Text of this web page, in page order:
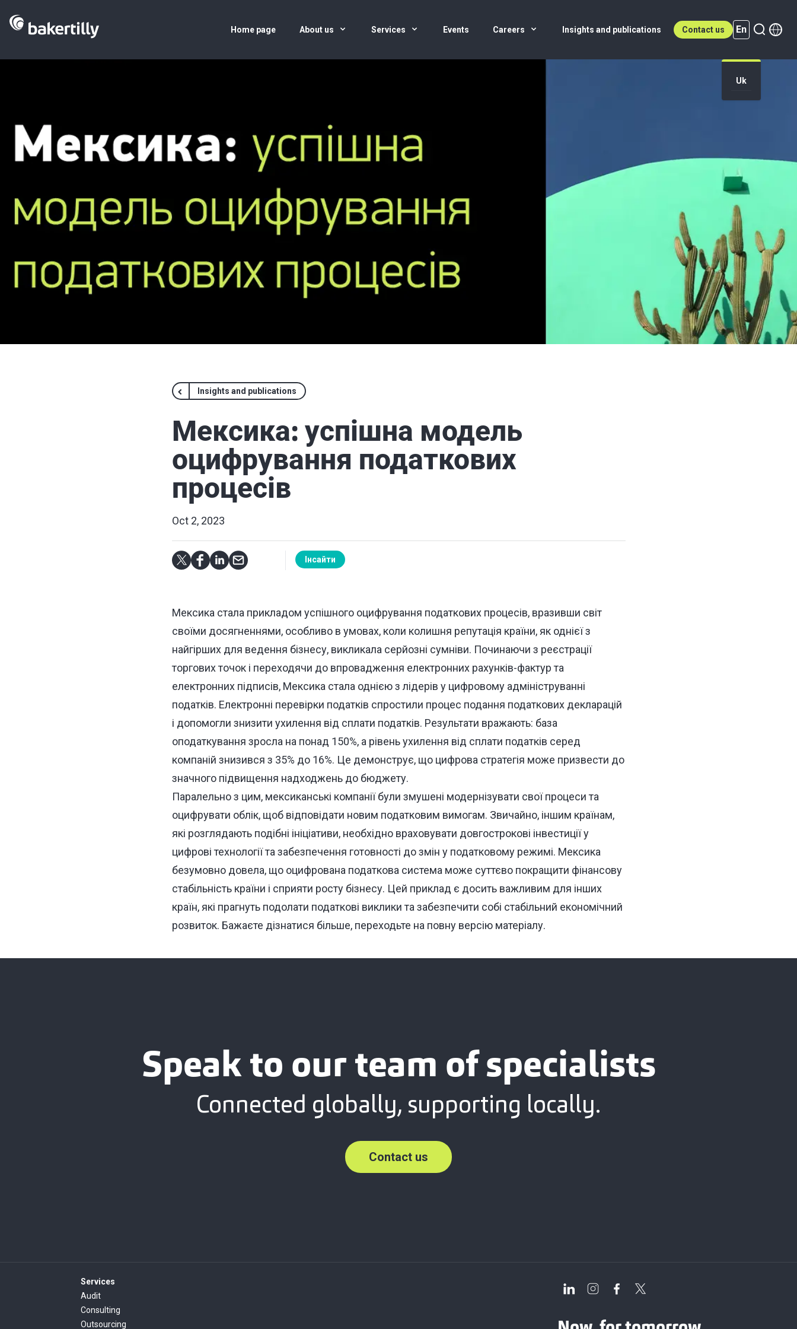
Home page About us Services Events Careers Insights and publications Contact us En
Uk
En (active)
Insights and publications
Мексика: успішна модель
оцифрування податкових
процесів
Oct 2, 2023
Інсайти
Мексика стала прикладом успішного оцифрування податкових процесів, вразивши світ
своїми досягненнями, особливо в умовах, коли колишня репутація країни, як однієї з
найгірших для ведення бізнесу, викликала серйозні сумніви. Починаючи з реєстрації
торгових точок і переходячи до впровадження електронних рахунків-фактур та
електронних підписів, Мексика стала однією з лідерів у цифровому адмініструванні
податків. Електронні перевірки податків спростили процес подання податкових декларацій
і допомогли знизити ухилення від сплати податків. Результати вражають: база
оподаткування зросла на понад 150%, а рівень ухилення від сплати податків серед
компаній знизився з 35% до 16%. Це демонструє, що цифрова стратегія може призвести до
значного підвищення надходжень до бюджету.
Паралельно з цим, мексиканські компанії були змушені модернізувати свої процеси та
оцифрувати облік, щоб відповідати новим податковим вимогам. Звичайно, іншим країнам,
які розглядають подібні ініціативи, необхідно враховувати довгострокові інвестиції у
цифрові технології та забезпечення готовності до змін у податковому режимі. Мексика
безумовно довела, що оцифрована податкова система може суттєво покращити фінансову
стабільність країни і сприяти росту бізнесу. Цей приклад є досить важливим для інших
країн, які прагнуть подолати податкові виклики та забезпечити собі стабільний економічний
розвиток. Бажаєте дізнатися більше, переходьте на повну версію матеріалу.
Speak to our team of specialists
Connected globally, supporting locally.
Contact us
Services
Audit
Consulting
Outsourcing